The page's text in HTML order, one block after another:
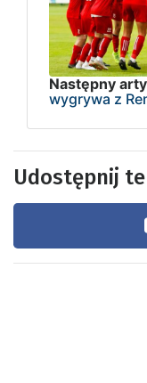
Następny
wygrywa z
Udostępnij